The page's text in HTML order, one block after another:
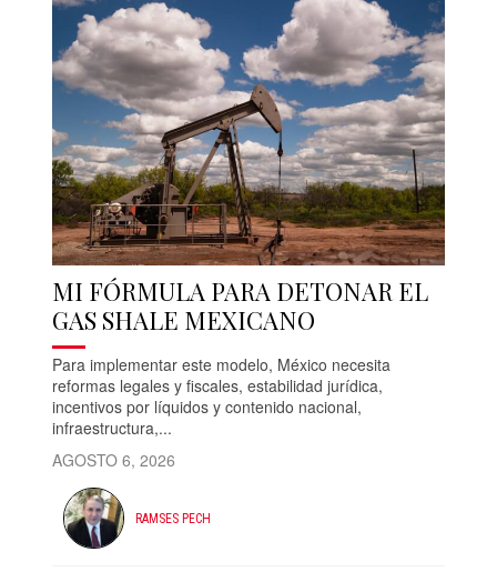
MI FÓRMULA PARA DETONAR EL
GAS SHALE MEXICANO
Para implementar este modelo, México necesita
reformas legales y fiscales, estabilidad jurídica,
incentivos por líquidos y contenido nacional,
infraestructura,...
AGOSTO 6, 2026
RAMSES PECH